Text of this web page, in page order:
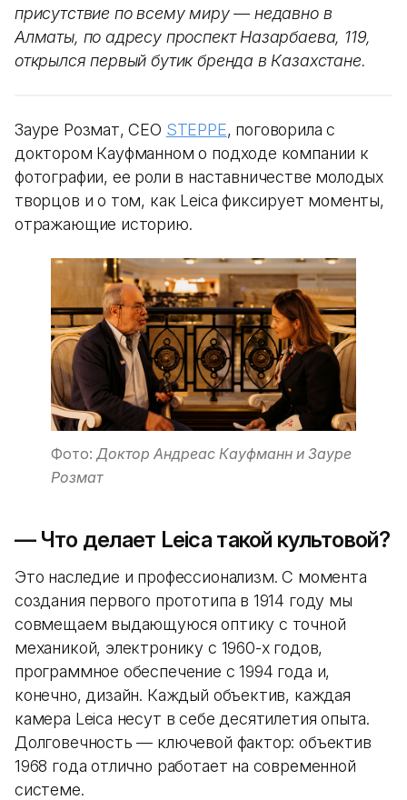
присутствие по всему миру — недавно в
Алматы, по адресу проспект Назарбаева, 119,
открылся первый бутик бренда в Казахстане.
Зауре Розмат, CEO STEPPE, поговорила с
доктором Кауфманном о подходе компании к
фотографии, ее роли в наставничестве молодых
творцов и о том, как Leica фиксирует моменты,
отражающие историю.
Фото: Доктор Андреас Кауфманн и Зауре
Розмат
— Что делает Leica такой культовой?
Это наследие и профессионализм. С момента
создания первого прототипа в 1914 году мы
совмещаем выдающуюся оптику с точной
механикой, электронику с 1960-х годов,
программное обеспечение с 1994 года и,
конечно, дизайн. Каждый объектив, каждая
камера Leica несут в себе десятилетия опыта.
Долговечность — ключевой фактор: объектив
1968 года отлично работает на современной
системе.